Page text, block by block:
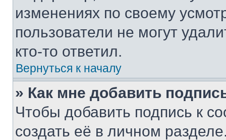
изменениях по своему
пользователи не могут
кто-то ответил.
Вернуться к началу
» Как мне добавить
Чтобы добавить подпись к
создать её в личном